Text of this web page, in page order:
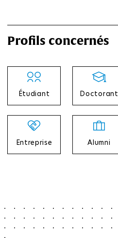
Profils concernés
Étudiant Doctorant
Entreprise Alumni